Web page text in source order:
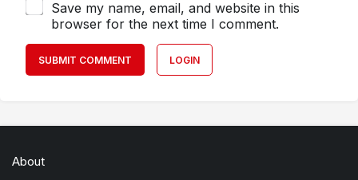
Save my name, email, and website in this
browser for the next time I comment.
SUBMIT COMMENT LOGIN
About